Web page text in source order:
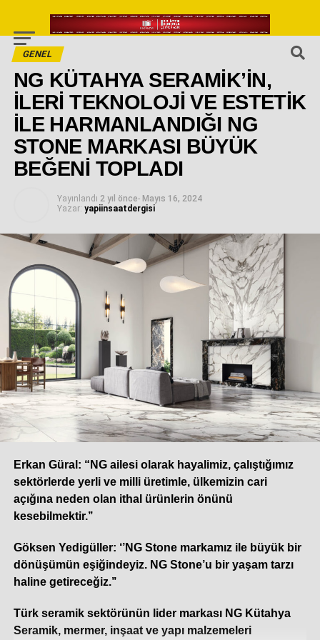
GENEL
NG KÜTAHYA SERAMİK’İN,
İLERİ TEKNOLOJİ VE ESTETİK
İLE HARMANLANDIĞI NG
STONE MARKASI BÜYÜK
BEĞENİ TOPLADI
Yayınlandı 2 yıl önce- Mayıs 16, 2024
Yazar: yapiinsaatdergisi
Erkan Güral: “NG ailesi olarak hayalimiz, çalıştığımız
sektörlerde yerli ve milli üretimle, ülkemizin cari
açığına neden olan ithal ürünlerin önünü
kesebilmektir.’’
Göksen Yedigüller: ‘’NG Stone markamız ile büyük bir
dönüşümün eşiğindeyiz. NG Stone’u bir yaşam tarzı
haline getireceğiz.’’
Türk seramik sektörünün lider markası NG Kütahya
Seramik, mermer, inşaat ve yapı malzemeleri